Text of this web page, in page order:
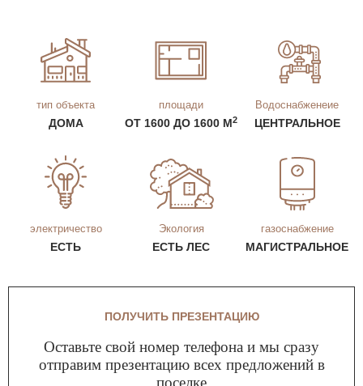
тип объекта
ДОМА
площади
ОТ 1600 ДО 1600 М2
Водоснабженеие
ЦЕНТРАЛЬНОЕ
электричество
ЕСТЬ
Экология
ЕСТЬ ЛЕС
газоснабжение
МАГИСТРАЛЬНОЕ
ПОЛУЧИТЬ ПРЕЗЕНТАЦИЮ
Оставьте свой номер телефона и мы сразу
отправим презентацию всех предложений в
поселке